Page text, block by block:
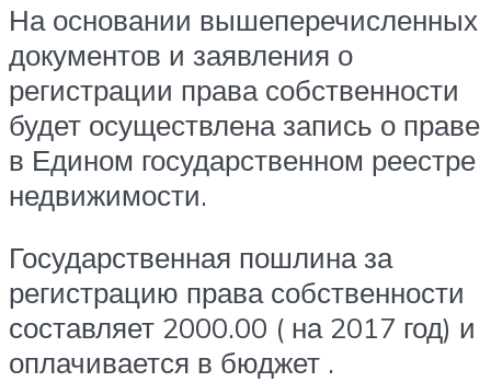
На основании вышеперечисленных
документов и заявления о
регистрации права собственности
будет осуществлена запись о праве
в Едином государственном реестре
недвижимости.
Государственная пошлина за
регистрацию права собственности
составляет 2000.00 ( на 2017 год) и
оплачивается в бюджет .